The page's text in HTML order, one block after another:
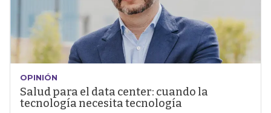
OPINIÓN
Salud para el data center: cuando la
tecnología necesita tecnología